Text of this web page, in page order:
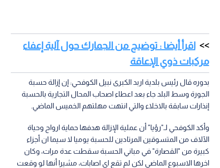
اقرأ أيضا : توضيح من الجمارك حول آلية إعفاء
مركبات ذوي الإعاقة
بدوره قال رئيس بلدية اربد الكبرى نبيل الكوفحي: إن إزالة حسبة
الجورة وسط البلد جاء بعد اعطاء اصحاب المحال التجارية بالحسبة
إنذارات سابقة بالاخلاء والتي انتهت مهلتهم الخميس الماضي.
وأكد الكوفحي لـ"رؤيا" أن عملية الإزالة هدفها حماية ارواح وحياة
الآلاف من المتسوقين المرتادين للحسبة يوميا لا سيما ان أجزاء
كبيرة من "القصارة" في مباني الحسبة سقطت عدة مرات، وكان
اخرها الاسبوع الماضي لكن لم تقع اي اصابات، مشيرا أنها لو وقعت